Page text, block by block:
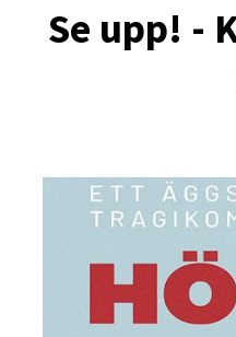
Se upp! -